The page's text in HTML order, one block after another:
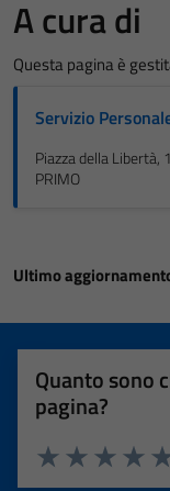
A cura di
Questa pagina è
Servizio
Piazza della
PRIMO
Ultimo
Quanto sono
pagina?
Valuta 3
Valuta 2
Valuta 1 stelle su